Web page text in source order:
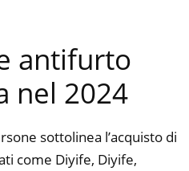
antifurto
nel 2024
sottolinea l’acquisto di
come Diyife, Diyife,